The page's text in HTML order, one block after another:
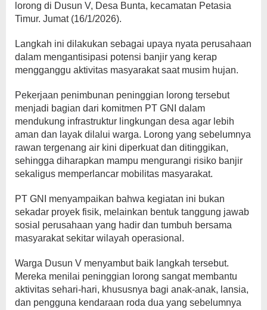
lorong di Dusun V, Desa Bunta, kecamatan Petasia
Timur. Jumat (16/1/2026).
Langkah ini dilakukan sebagai upaya nyata perusahaan
dalam mengantisipasi potensi banjir yang kerap
mengganggu aktivitas masyarakat saat musim hujan.
Pekerjaan penimbunan peninggian lorong tersebut
menjadi bagian dari komitmen PT GNI dalam
mendukung infrastruktur lingkungan desa agar lebih
aman dan layak dilalui warga. Lorong yang sebelumnya
rawan tergenang air kini diperkuat dan ditinggikan,
sehingga diharapkan mampu mengurangi risiko banjir
sekaligus memperlancar mobilitas masyarakat.
PT GNI menyampaikan bahwa kegiatan ini bukan
sekadar proyek fisik, melainkan bentuk tanggung jawab
sosial perusahaan yang hadir dan tumbuh bersama
masyarakat sekitar wilayah operasional.
Warga Dusun V menyambut baik langkah tersebut.
Mereka menilai peninggian lorong sangat membantu
aktivitas sehari-hari, khususnya bagi anak-anak, lansia,
dan pengguna kendaraan roda dua yang sebelumnya